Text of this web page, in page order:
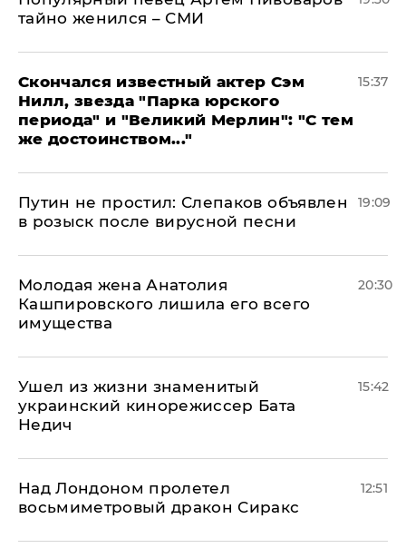
тайно женился – СМИ
Скончался известный актер Сэм
Нилл, звезда "Парка юрского
периода" и "Великий Мерлин": "С тем
же достоинством..."
15:37
Путин не простил: Слепаков объявлен
в розыск после вирусной песни
19:09
Молодая жена Анатолия
Кашпировского лишила его всего
имущества
20:30
Ушел из жизни знаменитый
украинский кинорежиссер Бата
Недич
15:42
Над Лондоном пролетел
восьмиметровый дракон Сиракс
12:51